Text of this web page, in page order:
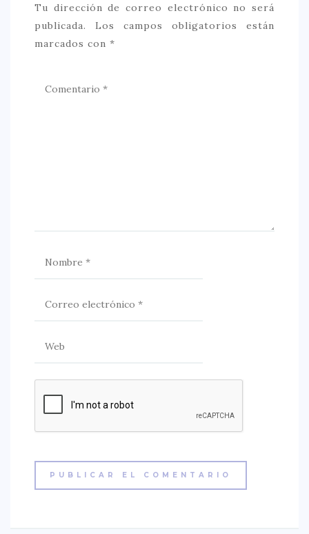
Tu dirección de correo electrónico no será
publicada.
Los campos obligatorios están
marcados con *